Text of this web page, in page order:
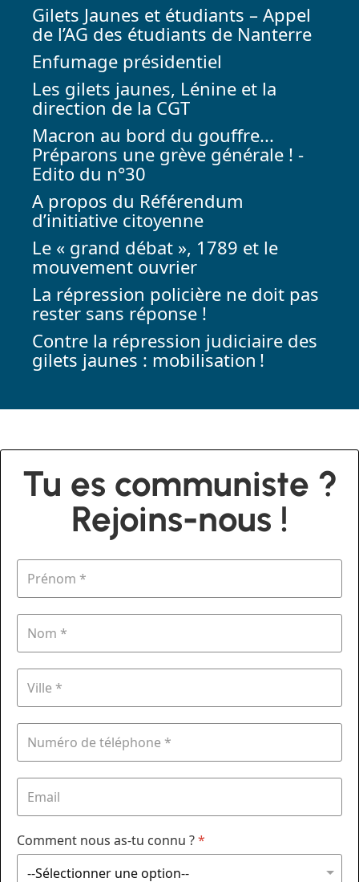
Gilets Jaunes et étudiants – Appel
de l’AG des étudiants de Nanterre
Enfumage présidentiel
Les gilets jaunes, Lénine et la
direction de la CGT
Macron au bord du gouffre...
Préparons une grève générale ! -
Edito du n°30
A propos du Référendum
d’initiative citoyenne
Le « grand débat », 1789 et le
mouvement ouvrier
La répression policière ne doit pas
rester sans réponse !
Contre la répression judiciaire des
gilets jaunes : mobilisation !
Tu es communiste ?
Rejoins-nous !
Comment nous as-tu connu ?*